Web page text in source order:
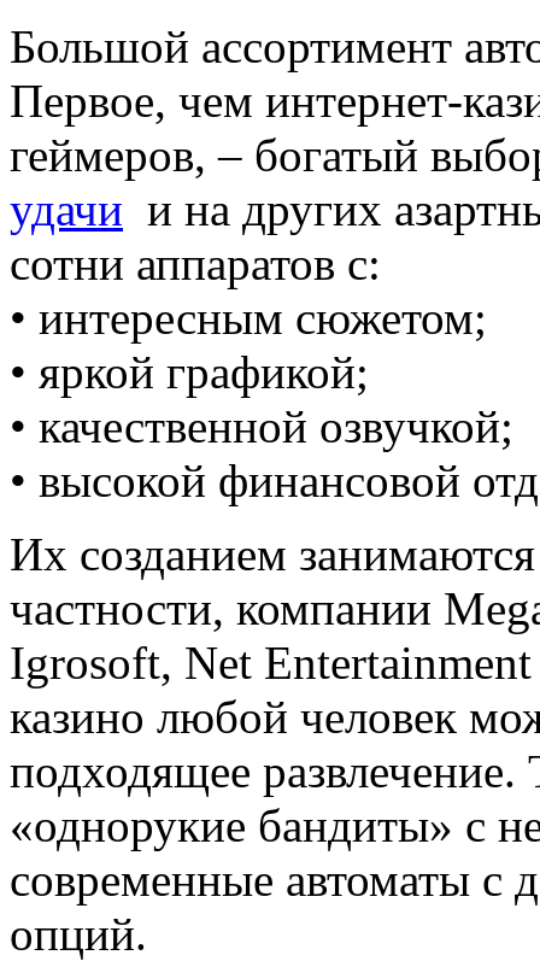
Большой ассортимент
Первое, чем интернет-
геймеров, – богатый
удачи и на других
сотни аппаратов с:
• интересным сюжетом;
• яркой графикой;
• качественной озвучкой;
• высокой финансовой
Их созданием
частности, компании
Igrosoft, Net
казино любой человек
подходящее
«однорукие бандиты» с
современные автоматы с
опций.